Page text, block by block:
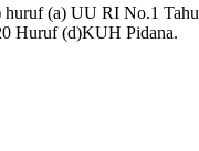
huruf (a) UU RI No.1
Huruf (d)KUH Pidana.